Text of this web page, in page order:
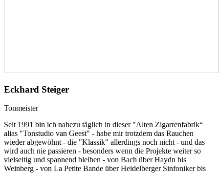
Eckhard Steiger
Tonmeister
Seit 1991 bin ich nahezu täglich in dieser "Alten Zigarrenfabrik“
alias "Tonstudio van Geest" - habe mir trotzdem das Rauchen
wieder abgewöhnt - die "Klassik" allerdings noch nicht - und das
wird auch nie passieren - besonders wenn die Projekte weiter so
vielseitig und spannend bleiben - von Bach über Haydn bis
Weinberg - von La Petite Bande über Heidelberger Sinfoniker bis